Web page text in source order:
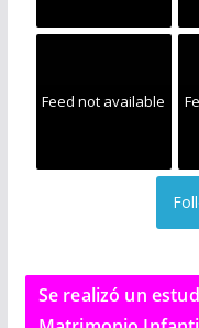
Feed not available
Se realizó un